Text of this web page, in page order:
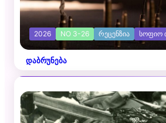
2026 NO 3-26 ᲠᲔᲪᲔᲜᲖᲘᲐ ᲡᲝᲤᲘᲝ
დაბრუნება